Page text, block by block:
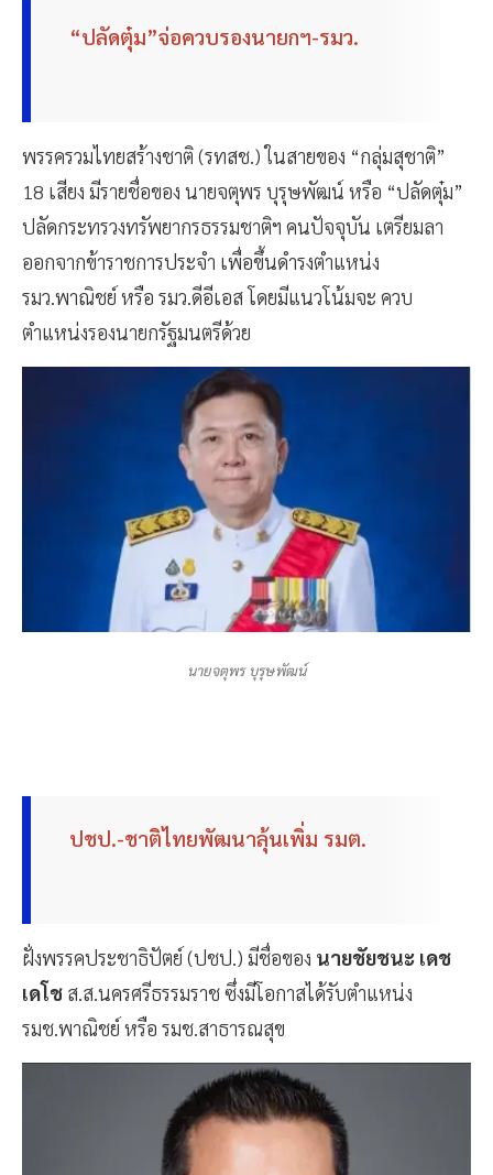
“ปลัดตุ๋ม”จ่อควบรองนายกฯ-รมว.
พรรครวมไทยสร้างชาติ (รทสช.) ในสายของ “กลุ่มสุชาติ”
18 เสียง มีรายชื่อของ นายจตุพร บุรุษพัฒน์ หรือ “ปลัดตุ๋ม”
ปลัดกระทรวงทรัพยากรธรรมชาติฯ คนปัจจุบัน เตรียมลา
ออกจากข้าราชการประจำ เพื่อขึ้นดำรงตำแหน่ง
รมว.พาณิชย์ หรือ รมว.ดีอีเอส โดยมีแนวโน้มจะ ควบ
ตำแหน่งรองนายกรัฐมนตรีด้วย
นายจตุพร บุรุษพัฒน์
ปชป.-ชาติไทยพัฒนาลุ้นเพิ่ม รมต.
ฝั่งพรรคประชาธิปัตย์ (ปชป.) มีชื่อของ นายชัยชนะ เดช
เดโช ส.ส.นครศรีธรรมราช ซึ่งมีโอกาสได้รับตำแหน่ง
รมช.พาณิชย์ หรือ รมช.สาธารณสุข